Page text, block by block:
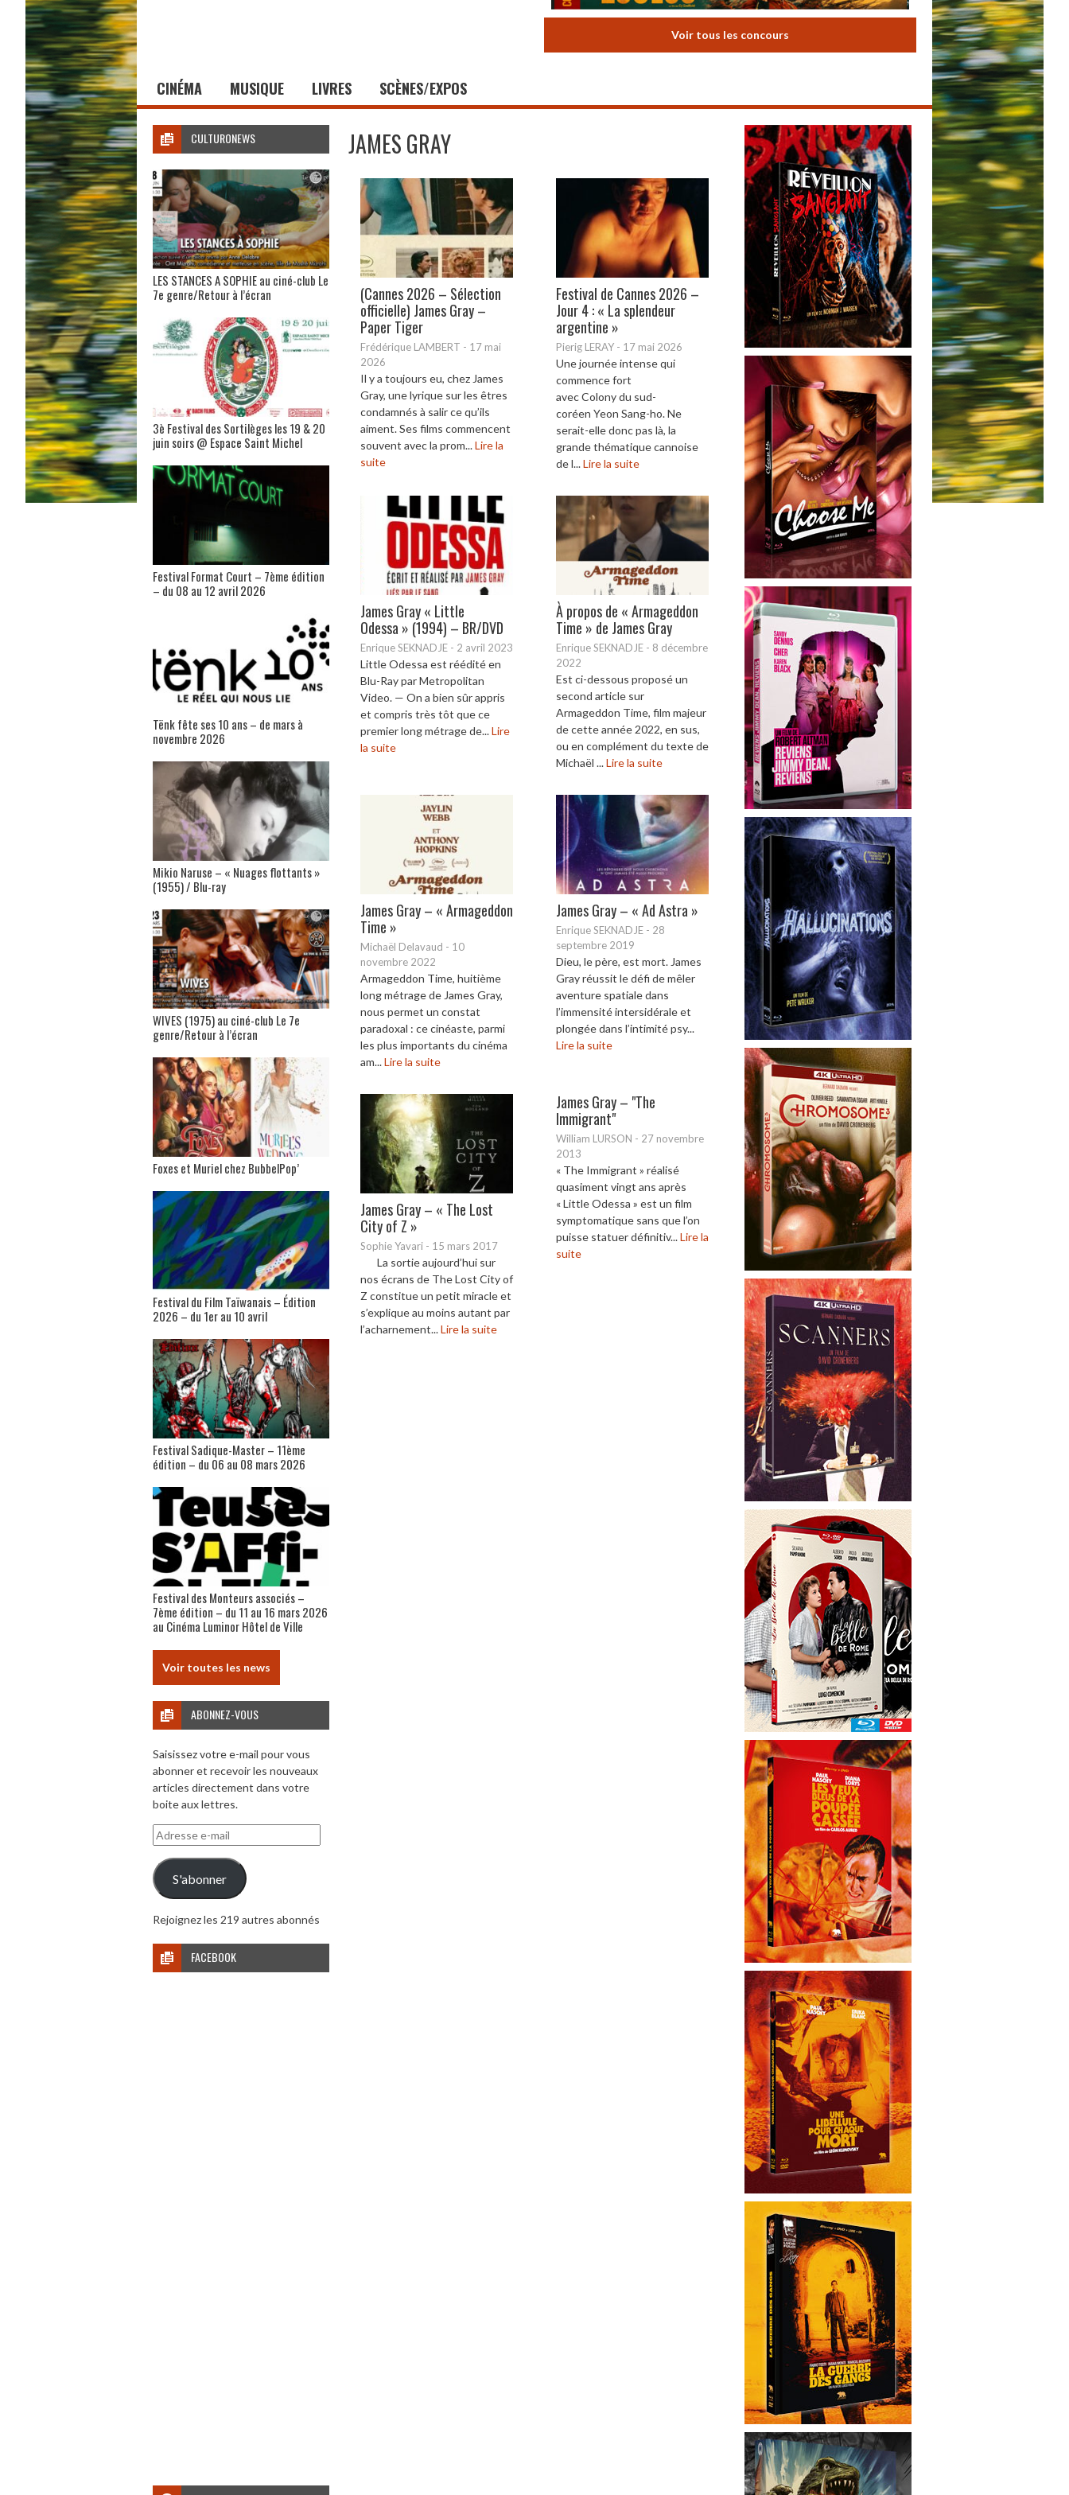
Voir tous les concours
CINÉMA MUSIQUE LIVRES SCÈNES/EXPOS
JAMES GRAY
(Cannes 2026 – Sélection
officielle) James Gray –
Paper Tiger
Frédérique LAMBERT - 17 mai
2026
Il y a toujours eu, chez James
Gray, une lyrique sur les êtres
condamnés à salir ce qu’ils
aiment. Ses films commencent
souvent avec la prom...Lire la
suite
Festival de Cannes 2026 –
Jour 4 : « La splendeur
argentine »
Pierig LERAY - 17 mai 2026
Une journée intense qui
commence fort
avec Colony du sud-
coréen Yeon Sang-ho. Ne
serait-elle donc pas là, la
grande thématique cannoise
de l...Lire la suite
James Gray « Little
Odessa » (1994) – BR/DVD
Enrique SEKNADJE - 2 avril 2023
Little Odessa est réédité en
Blu-Ray par Metropolitan
Video. — On a bien sûr appris
et compris très tôt que ce
premier long métrage de...Lire
la suite
À propos de « Armageddon
Time » de James Gray
Enrique SEKNADJE - 8 décembre
2022
Est ci-dessous proposé un
second article sur
Armageddon Time, film majeur
de cette année 2022, en sus,
ou en complément du texte de
Michaël ...Lire la suite
James Gray – « Armageddon
Time »
Michaël Delavaud - 10
novembre 2022
Armageddon Time, huitième
long métrage de James Gray,
nous permet un constat
paradoxal : ce cinéaste, parmi
les plus importants du cinéma
am...Lire la suite
James Gray – « Ad Astra »
Enrique SEKNADJE - 28
septembre 2019
Dieu, le père, est mort. James
Gray réussit le défi de mêler
aventure spatiale dans
l’immensité intersidérale et
plongée dans l’intimité psy...
Lire la suite
James Gray – « The Lost
City of Z »
Sophie Yavari - 15 mars 2017
La sortie aujourd’hui sur
nos écrans de The Lost City of
Z constitue un petit miracle et
s’explique au moins autant par
l’acharnement...Lire la suite
James Gray – "The
Immigrant"
William LURSON - 27 novembre
2013
« The Immigrant » réalisé
quasiment vingt ans après
« Little Odessa » est un film
symptomatique sans que l’on
puisse statuer définitiv...Lire la
suite
CULTURONEWS
LES STANCES A SOPHIE au ciné-club Le
7e genre/Retour à l’écran
3è Festival des Sortilèges les 19 & 20
juin soirs @ Espace Saint Michel
Festival Format Court – 7ème édition
– du 08 au 12 avril 2026
Tënk fête ses 10 ans – de mars à
novembre 2026
Mikio Naruse – « Nuages flottants »
(1955) / Blu-ray
WIVES (1975) au ciné-club Le 7e
genre/Retour à l’écran
Foxes et Muriel chez BubbelPop’
Festival du Film Taïwanais – Édition
2026 – du 1er au 10 avril
Festival Sadique-Master – 11ème
édition – du 06 au 08 mars 2026
Festival des Monteurs associés –
7ème édition – du 11 au 16 mars 2026
au Cinéma Luminor Hôtel de Ville
Voir toutes les news
ABONNEZ-VOUS
Saisissez votre e-mail pour vous
abonner et recevoir les nouveaux
articles directement dans votre
boite aux lettres.
Adresse
e-
mail
S'abonner
Rejoignez les 219 autres abonnés
FACEBOOK